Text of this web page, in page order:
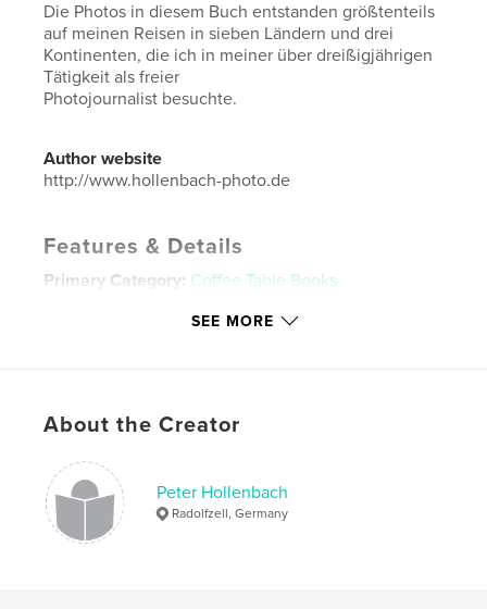
Die Photos in diesem Buch entstanden größtenteils
auf meinen Reisen in sieben Ländern und drei
Kontinenten, die ich in meiner über dreißigjährigen
Tätigkeit als freier
Photojournalist besuchte.
Author website
http://www.hollenbach-photo.de
Features & Details
Primary Category: Coffee Table Books
Additional Categories Education
Publish Date:May 18, 2022
Keywords
die Welt bei Nacht. , available Light
SEE MORE
About the Creator
Peter Hollenbach
Radolfzell, Germany